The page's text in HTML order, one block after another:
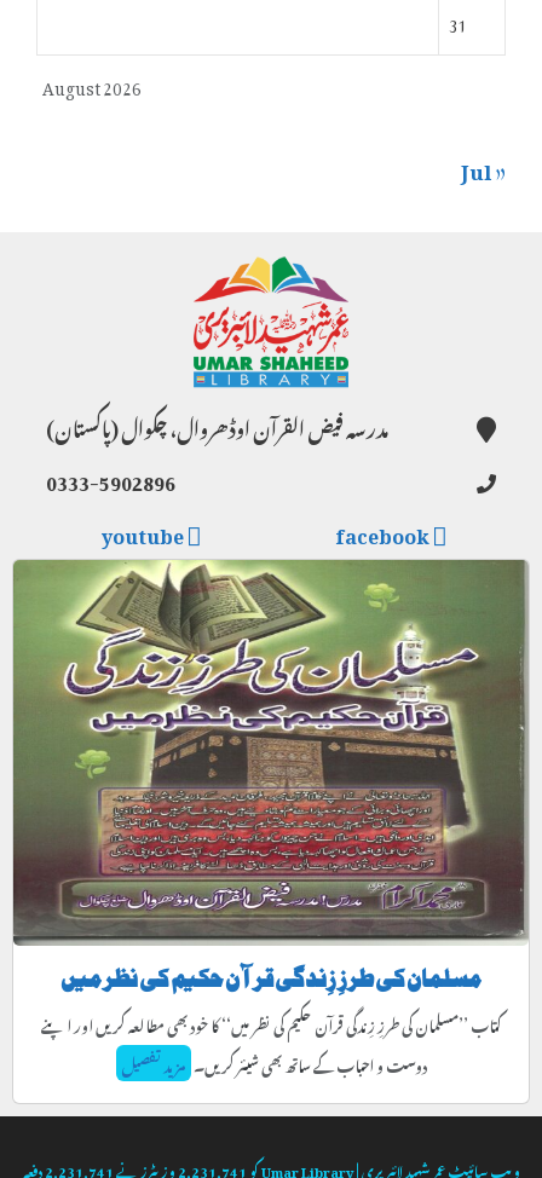
August 2026
31
« Jul
مدرسہ فیض القرآن اوڈھروال، چکوال (پاکستان)
0333-5902896
facebook
youtube
مسلمان کی طرزِ زِندگی قرآن حکیم کی نظر میں
کتاب ’’مسلمان کی طرزِ زِندگی قرآن حکیم کی نظر میں‘‘ کا خود بھی مطالعہ کریں اور اپنے
دوست و احباب کے ساتھ بھی شیئر کریں۔مزید تفصیل
ویب سائیٹعمر شہید لائبریری | Umar Library کو 2,231,741وزیٹرز نے2,231,741دفعہ